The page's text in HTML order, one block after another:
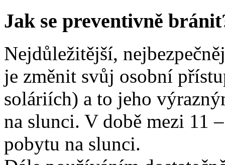
Jak se preventivně
Nejdůležitější,
je změnit svůj osobní
soláriích) a to jeho
na slunci. V době mezi 11
pobytu na slunci.